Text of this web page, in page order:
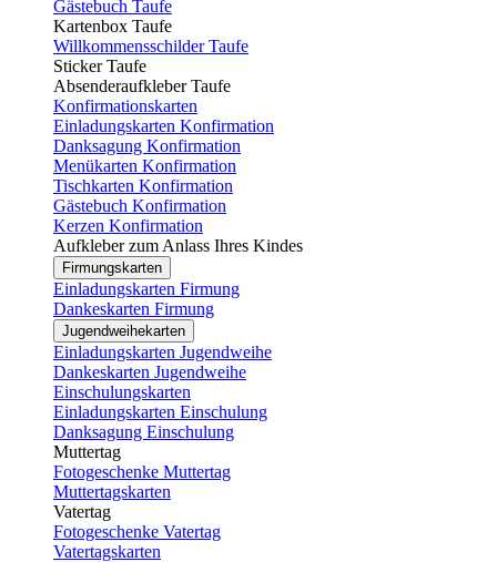
Gästebuch Taufe
Kartenbox Taufe
Willkommensschilder Taufe
Sticker Taufe
Absenderaufkleber Taufe
Konfirmationskarten
Einladungskarten Konfirmation
Danksagung Konfirmation
Menükarten Konfirmation
Tischkarten Konfirmation
Gästebuch Konfirmation
Kerzen Konfirmation
Aufkleber zum Anlass Ihres Kindes
Firmungskarten
Einladungskarten Firmung
Dankeskarten Firmung
Jugendweihekarten
Einladungskarten Jugendweihe
Dankeskarten Jugendweihe
Einschulungskarten
Einladungskarten Einschulung
Danksagung Einschulung
Muttertag
Fotogeschenke Muttertag
Muttertagskarten
Vatertag
Fotogeschenke Vatertag
Vatertagskarten